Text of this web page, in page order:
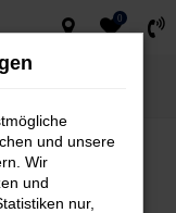
0
und unsere
Wir
und
nur,